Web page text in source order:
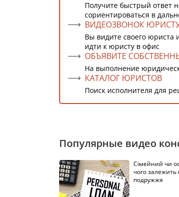
Получите быстрый ответ
сориентироваться в
ВИДЕОЗВОНОК
Вы видите своего юриста
идти к юристу в офис
ОБЪЯВИТЕ
На выполнение
КАТАЛОГ ЮРИСТОВ
Поиск исполнителя для
Популярные видео
Сімейний чи
чого залежить
подружжя